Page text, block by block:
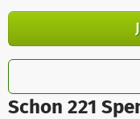
Schon 221